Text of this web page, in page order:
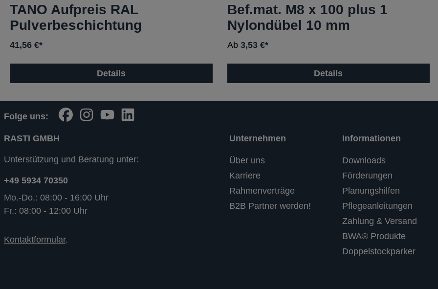
TANO Aufpreis RAL
Pulverbeschichtung
41,56 €*
Details
Bef.mat. M8 x 100 plus 1
Nylondübel 10 mm
Ab 3,53 €*
Details
Folge uns:
RASTI GMBH
Unterstützung und Beratung unter:
+49 5934 70350
Mo.-Do.: 08:00 - 16:00 Uhr
Fr.: 08:00 - 12:00 Uhr
Kontaktformular.
Unternehmen
Über uns
Karriere
Rahmenverträge
B2B Partner werden!
Informationen
Downloads
Förderungen
Planungshilfen
Pflegeanleitungen
Zahlung & Versand
BWA® Produkte
Doppelstockparker